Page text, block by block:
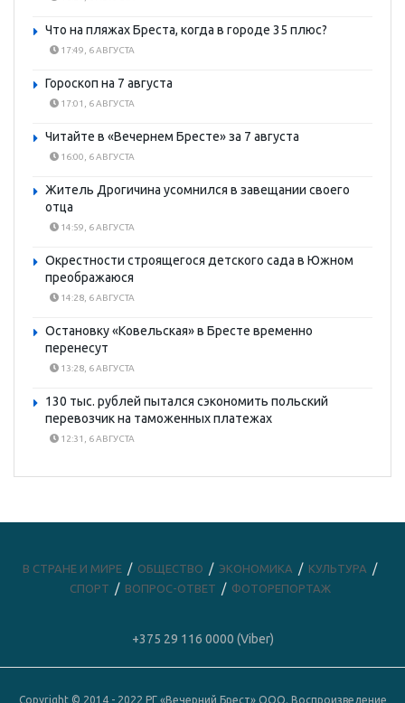
Что на пляжах Бреста, когда в городе 35 плюс?
17:49, 6 АВГУСТА
Гороскоп на 7 августа
17:01, 6 АВГУСТА
Читайте в «Вечернем Бресте» за 7 августа
16:00, 6 АВГУСТА
Житель Дрогичина усомнился в завещании своего
отца
14:59, 6 АВГУСТА
Окрестности строящегося детского сада в Южном
преображаюся
14:28, 6 АВГУСТА
Остановку «Ковельская» в Бресте временно
перенесут
13:28, 6 АВГУСТА
130 тыс. рублей пытался сэкономить польский
перевозчик на таможенных платежах
12:31, 6 АВГУСТА
В СТРАНЕ И МИРЕ ОБЩЕСТВО ЭКОНОМИКА
КУЛЬТУРА
СПОРТ
ВОПРОС-ОТВЕТ ФОТОРЕПОРТАЖ
+375 29 116 0000 (Viber)
Copyright © 2014 - 2022 РГ «Вечерний Брест» ООО. Воспроизведение